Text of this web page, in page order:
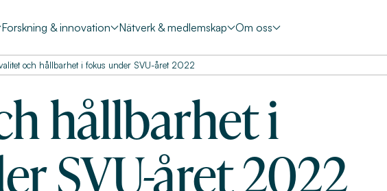
Forskning & innovation Nätverk & medlemskap Om oss
och hållbarhet i fokus under SVU-året 2022
hållbarhet i
SVU-året 2022